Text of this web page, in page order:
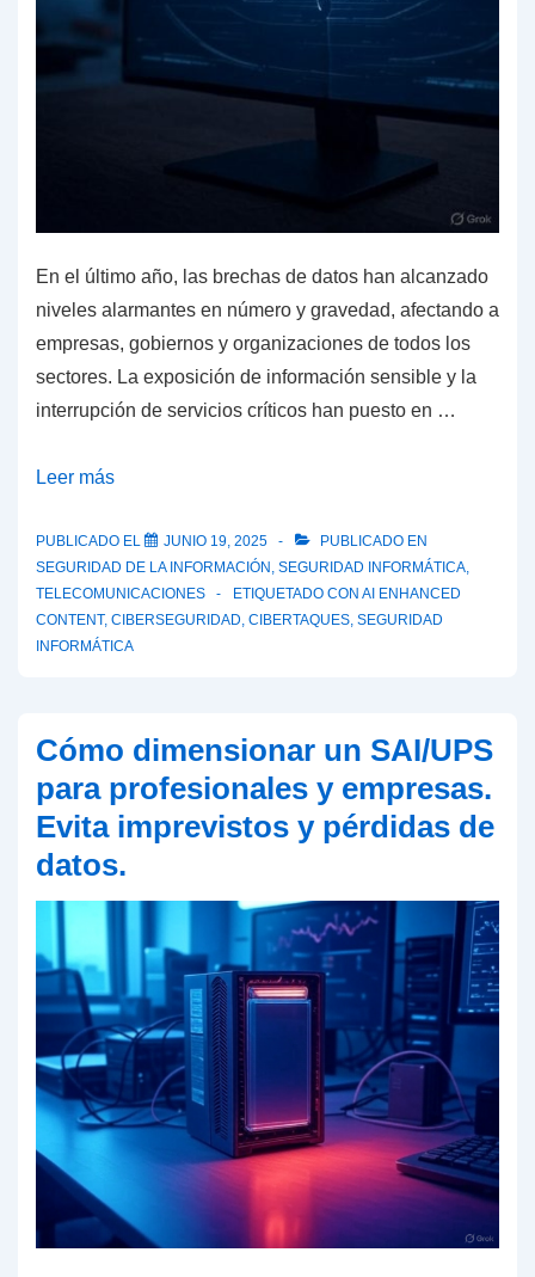
En el último año, las brechas de datos han alcanzado
niveles alarmantes en número y gravedad, afectando a
empresas, gobiernos y organizaciones de todos los
sectores. La exposición de información sensible y la
interrupción de servicios críticos han puesto en …
Brechas
datos
2024-
2025:
Un
de
y
sus
lecciones
Leer más
PUBLICADO EL JUNIO 19, 2025
PUBLICADO EN
SEGURIDAD DE LA INFORMACIÓN, SEGURIDAD INFORMÁTICA,
TELECOMUNICACIONES
ETIQUETADO CON AI ENHANCED
CONTENT, CIBERSEGURIDAD, CIBERTAQUES, SEGURIDAD
INFORMÁTICA
Cómo dimensionar un SAI/UPS
para profesionales y empresas.
Evita imprevistos y pérdidas de
datos.